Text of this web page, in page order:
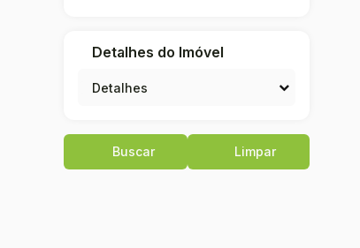
Detalhes do Imóvel
Detalhes
Buscar Limpar